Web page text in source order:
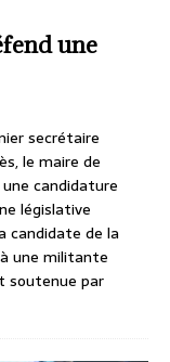
une
secrétaire
le maire de
candidature
législative
candidate de la
une militante
soutenue par